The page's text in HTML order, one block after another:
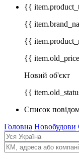
{{
{{
{{
{{
Новий об'єкт
{{
Список
Головна Новобудови